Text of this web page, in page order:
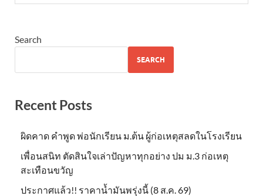
Search
SEARCH
Recent Posts
ผิดคาด คำพูด พ่อนักเรียน ม.ต้น ผู้ก่อเหตุสลดในโรงเรียน
เพื่อนสนิท ตัดสินใจเล่าปัญหาทุกอย่าง ปม ม.3 ก่อเหตุ
สะเทือนขวัญ
ประกาศแล้ว!! ราคาน้ำมันพรุ่งนี้ (8 ส.ค. 69)